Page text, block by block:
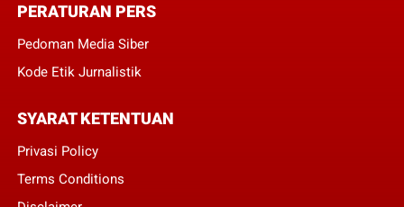
PERATURAN PERS
Pedoman Media Siber
Kode Etik Jurnalistik
SYARAT KETENTUAN
Privasi Policy
Terms Conditions